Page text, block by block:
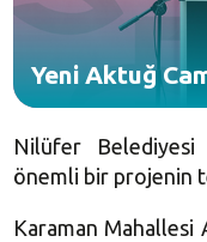
Yeni Aktuğ
Nilüfer
önemli bir projenin
Karaman Mahallesi